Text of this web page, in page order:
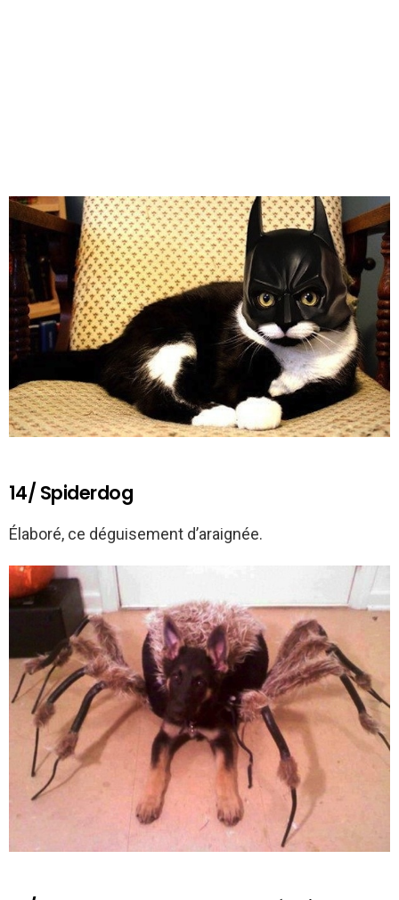
14/ Spiderdog
Élaboré, ce déguisement d’araignée.